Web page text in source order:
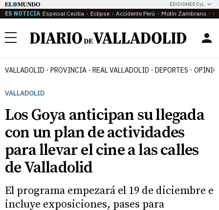
EDICIONES CyL
ES NOTICIA Especial Cecilia Eclipse Accidente Perú Motín Zambrana
Menú
VALLADOLID PROVINCIA REAL VALLADOLID DEPORTES
VALLADOLID
Los Goya anticipan su llegada
con un plan de actividades
para llevar el cine a las calles
de Valladolid
El programa empezará el 19 de diciembre e
incluye exposiciones, pases para